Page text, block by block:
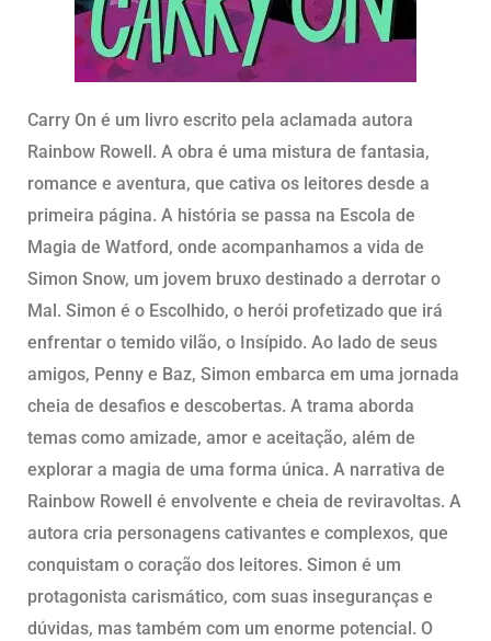
Carry On é um livro escrito pela aclamada autora
Rainbow Rowell. A obra é uma mistura de fantasia,
romance e aventura, que cativa os leitores desde a
primeira página. A história se passa na Escola de
Magia de Watford, onde acompanhamos a vida de
Simon Snow, um jovem bruxo destinado a derrotar o
Mal. Simon é o Escolhido, o herói profetizado que irá
enfrentar o temido vilão, o Insípido. Ao lado de seus
amigos, Penny e Baz, Simon embarca em uma jornada
cheia de desafios e descobertas. A trama aborda
temas como amizade, amor e aceitação, além de
explorar a magia de uma forma única. A narrativa de
Rainbow Rowell é envolvente e cheia de reviravoltas. A
autora cria personagens cativantes e complexos, que
conquistam o coração dos leitores. Simon é um
protagonista carismático, com suas inseguranças e
dúvidas, mas também com um enorme potencial. O